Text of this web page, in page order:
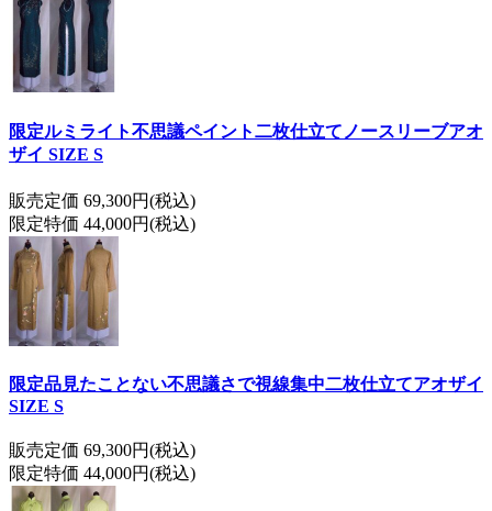
限定ルミライト不思議ペイント二枚仕立てノースリーブアオ
ザイ SIZE S
販売定価 69,300円(税込)
限定特価 44,000円(税込)
限定品見たことない不思議さで視線集中二枚仕立てアオザイ
SIZE S
販売定価 69,300円(税込)
限定特価 44,000円(税込)